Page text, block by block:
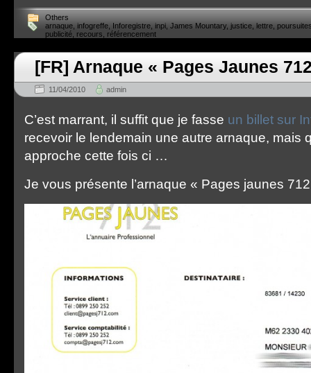
Others
arnaque infogreffe Inforegistre inpi James Mountary, justice lettre
publicité recours référencement
[FR] Arnaque « Pages Jaunes
11/04/2010 admin
C’est marrant, il suffit que je fasse un billet sur
recevoir le lendemain une autre arnaque, mais
approche cette fois ci …
Je vous présente l’arnaque « Pages jaunes